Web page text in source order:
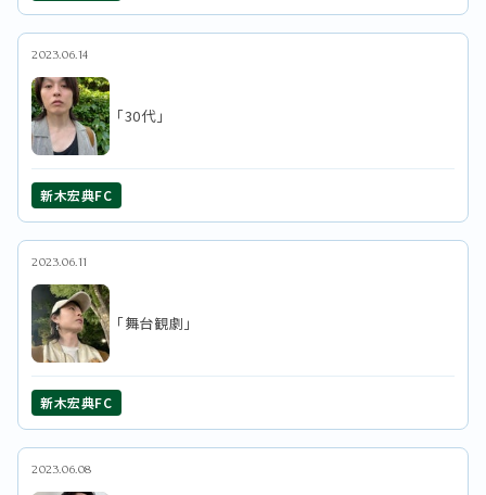
2023.06.14
「30代」
新木宏典FC
2023.06.11
「舞台観劇」
新木宏典FC
2023.06.08